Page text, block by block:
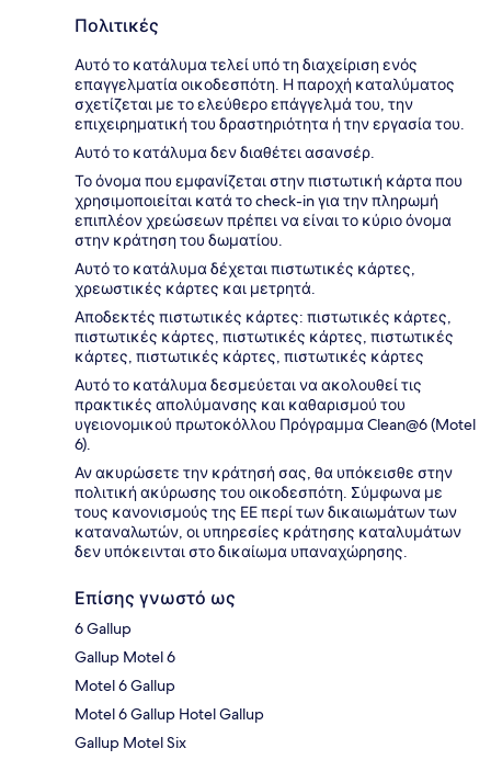
Πολιτικές
Αυτό το κατάλυμα τελεί υπό τη διαχείριση ενός
επαγγελματία οικοδεσπότη. Η παροχή καταλύματος
σχετίζεται με το ελεύθερο επάγγελμά του, την
επιχειρηματική του δραστηριότητα ή την εργασία του.
Αυτό το κατάλυμα δεν διαθέτει ασανσέρ.
Το όνομα που εμφανίζεται στην πιστωτική κάρτα που
χρησιμοποιείται κατά το check-in για την πληρωμή
επιπλέον χρεώσεων πρέπει να είναι το κύριο όνομα
στην κράτηση του δωματίου.
Αυτό το κατάλυμα δέχεται πιστωτικές κάρτες,
χρεωστικές κάρτες και μετρητά.
Αποδεκτές πιστωτικές κάρτες: πιστωτικές κάρτες,
πιστωτικές κάρτες, πιστωτικές κάρτες, πιστωτικές
κάρτες, πιστωτικές κάρτες, πιστωτικές κάρτες
Αυτό το κατάλυμα δεσμεύεται να ακολουθεί τις
πρακτικές απολύμανσης και καθαρισμού του
υγειονομικού πρωτοκόλλου Πρόγραμμα Clean@6 (Motel
6).
Αν ακυρώσετε την κράτησή σας, θα υπόκεισθε στην
πολιτική ακύρωσης του οικοδεσπότη. Σύμφωνα με
τους κανονισμούς της ΕΕ περί των δικαιωμάτων των
καταναλωτών, οι υπηρεσίες κράτησης καταλυμάτων
δεν υπόκεινται στο δικαίωμα υπαναχώρησης.
Επίσης γνωστό ως
6 Gallup
Gallup Motel 6
Motel 6 Gallup
Motel 6 Gallup Hotel Gallup
Gallup Motel Six